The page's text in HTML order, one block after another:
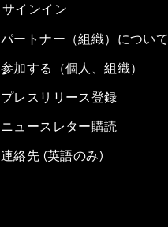
サインイン
パートナー（組織）について
参加する（個人、組織）
プレスリリース登録
ニュースレター購読
連絡先 (英語のみ)